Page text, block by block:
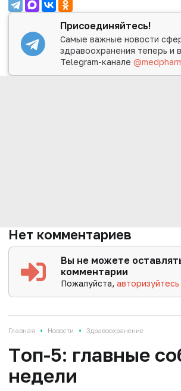
Присоединяйтесь!
Самые важные новости
здравоохранения теперь и
Telegram-канале
Нет комментариев
Вы не можете
комментарии
Пожалуйста,авторизуйтесь
Главная • Новости • Здравоохранение
Tоп-5: главные
недели